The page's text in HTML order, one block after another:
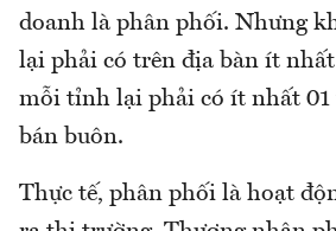
doanh là phân phối. Nhưng
lại phải có trên địa bàn ít
mỗi tỉnh lại phải có ít nhất 01
bán buôn.
Thực tế, phân phối là hoạt